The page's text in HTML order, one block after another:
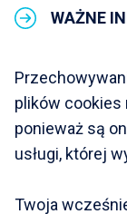
WAŻNE
plików cookies
ponieważ są
usługi, której
Twoja